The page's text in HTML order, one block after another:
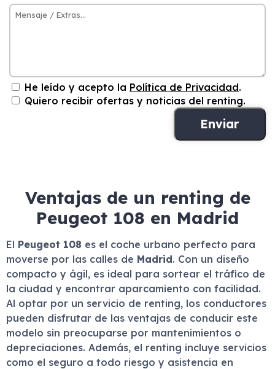
He leído y acepto la Política de Privacidad.
Quiero recibir ofertas y noticias del renting.
Ventajas de un renting de
Peugeot 108 en Madrid
El Peugeot 108 es el coche urbano perfecto para
moverse por las calles de Madrid. Con un diseño
compacto y ágil, es ideal para sortear el tráfico de
la ciudad y encontrar aparcamiento con facilidad.
Al optar por un servicio de renting, los conductores
pueden disfrutar de las ventajas de conducir este
modelo sin preocuparse por mantenimientos o
depreciaciones. Además, el renting incluye servicios
como el seguro a todo riesgo y asistencia en